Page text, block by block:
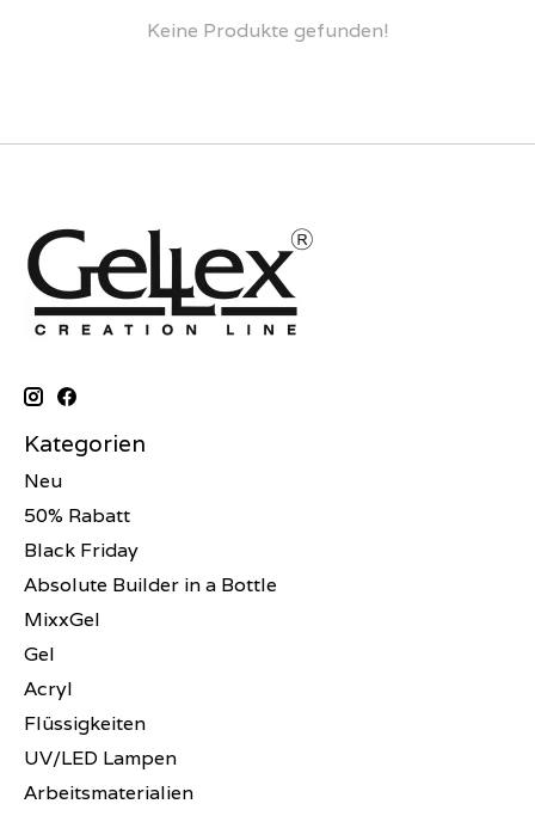
Keine Produkte gefunden!
Kategorien
Neu
50% Rabatt
Black Friday
Absolute Builder in a Bottle
MixxGel
Gel
Acryl
Flüssigkeiten
UV/LED Lampen
Arbeitsmaterialien